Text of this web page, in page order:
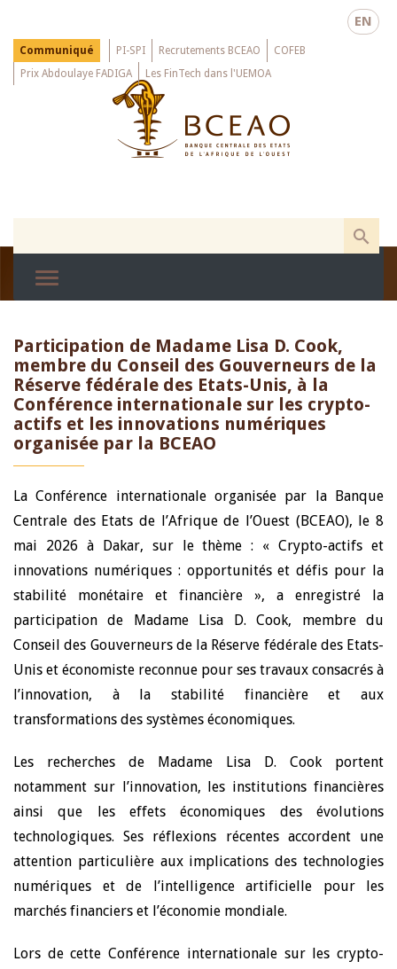
main
EN
Menu
Top
Communiqué PI-SPI Recrutements BCEAO
COFEB
Prix Abdoulaye FADIGA
Les FinTech dans l'UEMOA
Participation de Madame Lisa D. Cook,
membre du Conseil des Gouverneurs de la
Réserve fédérale des Etats-Unis, à la
Conférence internationale sur les crypto-
actifs et les innovations numériques
organisée par la BCEAO
La Conférence internationale organisée par la Banque
Centrale des Etats de l’Afrique de l’Ouest (BCEAO), le 8
mai 2026 à Dakar, sur le thème : « Crypto-actifs et
innovations numériques : opportunités et défis pour la
stabilité monétaire et financière », a enregistré la
participation de Madame Lisa D. Cook, membre du
Conseil des Gouverneurs de la Réserve fédérale des Etats-
Unis et économiste reconnue pour ses travaux consacrés à
l’innovation, à la stabilité financière et aux
transformations des systèmes économiques.
Les recherches de Madame Lisa D. Cook portent
notamment sur l’innovation, les institutions financières
ainsi que les effets économiques des évolutions
technologiques. Ses réflexions récentes accordent une
attention particulière aux implications des technologies
numériques et de l’intelligence artificielle pour les
marchés financiers et l’économie mondiale.
Lors de cette Conférence internationale sur les crypto-